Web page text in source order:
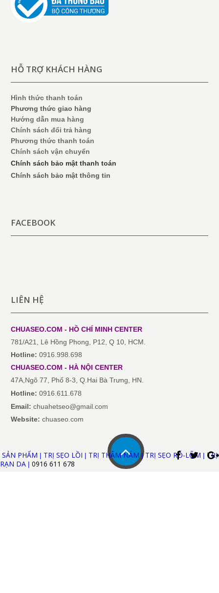
HỖ TRỢ KHÁCH HÀNG
Hình thức thanh toán
Phương thức giao hàng
Hướng dẫn mua hàng
Chính sách đổi trả hàng
Phương thức thanh toán
Chính sách vận chuyển
Chính sách bảo mật thanh toán
Chính sách bảo mật thông tin
FACEBOOK
LIÊN HỆ
CHUASEO.COM - HỒ CHÍ MINHCENTER
781/A21, Lê Hồng Phong, P12, Q 10, HCM.
Hotline: 0916.998.698
CHUASEO.COM - HÀ NỘICENTER
47A,Ngõ 77, Phố 8-3, Q.Hai Bà Trưng, HN.
Hotline: 0916.611.678
Email:chuahetseo@gmail.com
Website: chuaseo.com
SẢN PHẨM | TRỊ SẸO LỒI | TRỊ THÂM NÁM|TRỊ SẸO RỖ-LÕM | TRỊ
RẠN DA | 0916 611 678